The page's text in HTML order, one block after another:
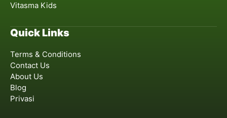
Vitasma Kids
Quick Links
Terms & Conditions
Contact Us
About Us
Blog
Privasi